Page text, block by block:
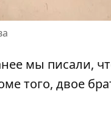
мы писали,
того, двое